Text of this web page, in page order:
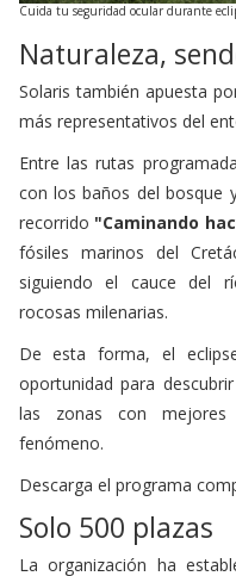
Cuida tu seguridad ocular durante
Naturaleza,
Solaris también apuesta
más representativos del
Entre las rutas
con los baños del bosque
recorrido "Caminando
fósiles marinos del
siguiendo el cauce del
rocosas milenarias.
De esta forma, el
oportunidad para
las zonas con mejores
fenómeno.
Descarga el programa
Solo 500 plazas
La organización ha